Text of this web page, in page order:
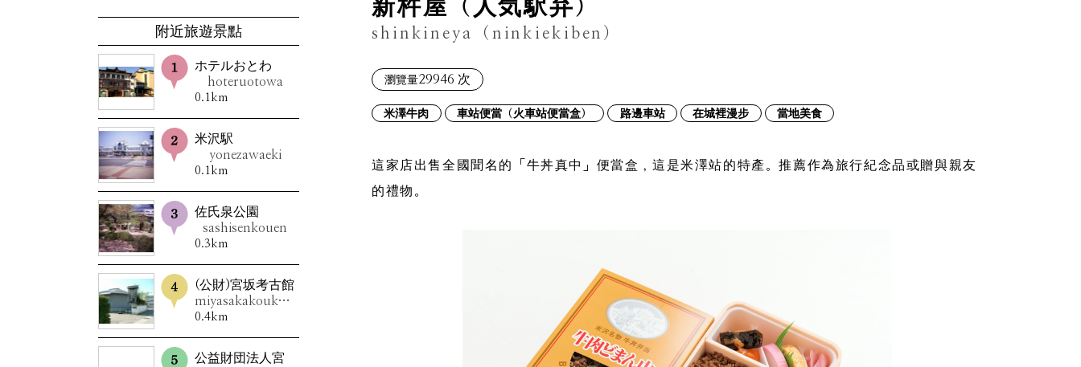
新杵屋（人気駅弁）
shinkineya（ninkiekiben）
瀏覽量29946 次
米澤牛肉 車站便當（火車站便當盒） 路邊車站 在城裡漫步 當地美食
這家店出售全國聞名的「牛丼真中」便當盒，這是米澤站的特產。推薦作為旅行紀念品或贈與親友
的禮物。
附近旅遊景點
ホテルおとわ
hoteruotowa
0.1km
米沢駅
yonezawaeki
0.1km
佐氏泉公園
sashisenkouen
0.3km
(公財)宮坂考古館
miyasakakoukokan
0.4km
公益財団法人宮